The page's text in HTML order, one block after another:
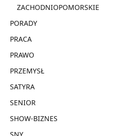
ZACHODNIOPOMORSKIE
PORADY
PRACA
PRAWO
PRZEMYSŁ
SATYRA
SENIOR
SHOW-BIZNES